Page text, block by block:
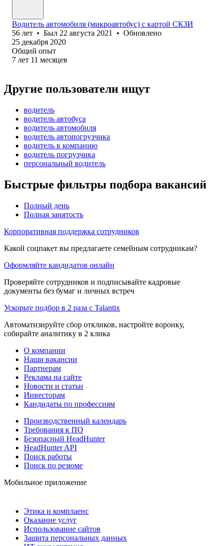
Водитель автомобиля (микроавтобус) с картой СКЗИ
56 лет • Был 22 августа 2021 • Обновлено
25 декабря 2020
Общий опыт
7 лет 11 месяцев
Другие пользователи ищут
водитель
водитель автобуса
водитель автомобиля
водитель автопогрузчика
водитель в компанию
водитель погрузчика
персональный водитель
Быстрые фильтры подбора вакансий
Полный день
Полная занятость
Корпоративная поддержка сотрудников
Какой соцпакет вы предлагаете семейным сотрудникам?
Оформляйте кандидатов онлайн
Проверяйте сотрудников и подписывайте кадровые
документы без бумаг и личных встреч
Ускорьте подбор в 2 раза с Talantix
Автоматизируйте сбор откликов, настройте воронку,
собирайте аналитику в 2 клика
О компании
Наши вакансии
Партнерам
Реклама на сайте
Новости и статьи
Инвесторам
Кандидаты по профессиям
Производственный календарь
Требования к ПО
Безопасный HeadHunter
HeadHunter API
Поиск работы
Поиск по резюме
Мобильное приложение
Этика и комплаенс
Оказание услуг
Использование сайтов
Защита персональных данных